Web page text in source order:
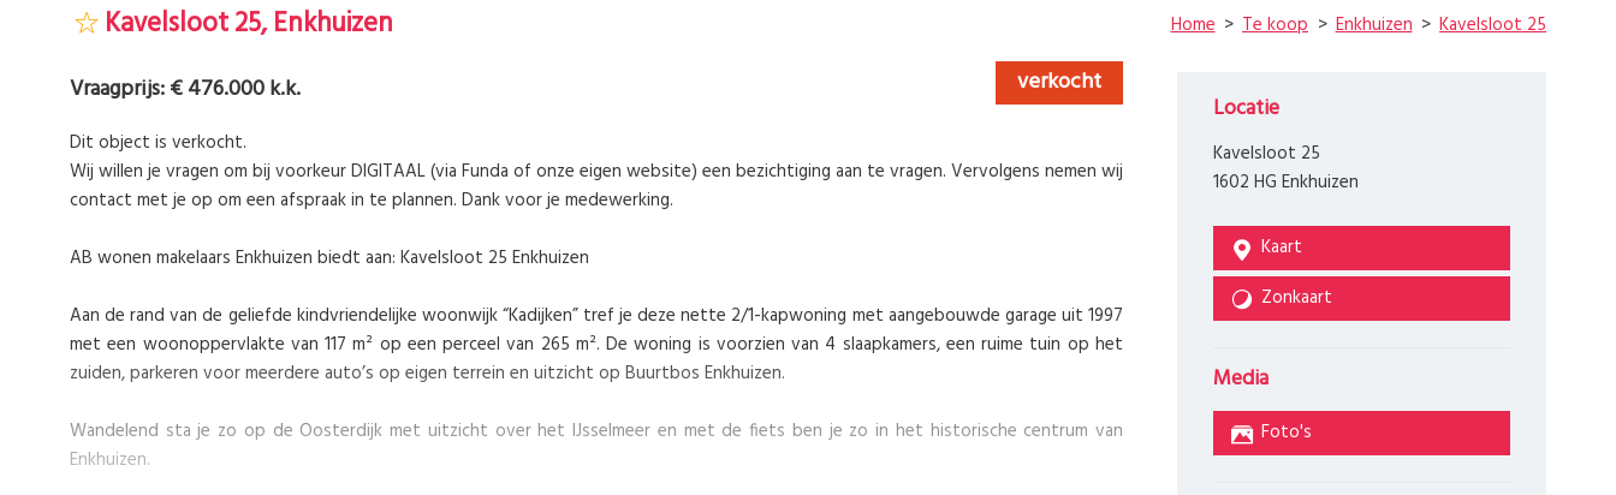
Home Te koop Enkhuizen Kavelsloot 25
Kavelsloot 25, Enkhuizen
verkocht
Vraagprijs:€ 476.000 k.k.
Dit object is verkocht.
Wij willen je vragen om bij voorkeur DIGITAAL (via Funda of onze eigen website) een bezichtiging aan te vragen. Vervolgens nemen wij
contact met je op om een afspraak in te plannen. Dank voor je medewerking.
AB wonen makelaars Enkhuizen biedt aan: Kavelsloot 25 Enkhuizen
Aan de rand van de geliefde kindvriendelijke woonwijk “Kadijken” tref je deze nette 2/1-kapwoning met aangebouwde garage uit 1997
met een woonoppervlakte van 117 m² op een perceel van 265 m². De woning is voorzien van 4 slaapkamers, een ruime tuin op het
zuiden, parkeren voor meerdere auto’s op eigen terrein en uitzicht op Buurtbos Enkhuizen.
Wandelend sta je zo op de Oosterdijk met uitzicht over het IJsselmeer en met de fiets ben je zo in het historische centrum van
Enkhuizen.
Locatie
Kavelsloot 25
1602 HG Enkhuizen
Kaart
Zonkaart
Media
Foto's